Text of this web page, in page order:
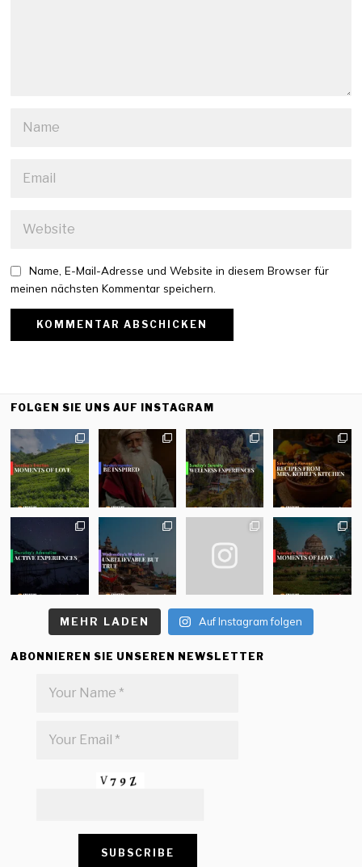
Name, E-Mail-Adresse und Website in diesem Browser für
meinen nächsten Kommentar speichern.
FOLGEN SIE UNS AUF INSTAGRAM
MEHR LADEN Auf Instagram folgen
ABONNIEREN SIE UNSEREN NEWSLETTER